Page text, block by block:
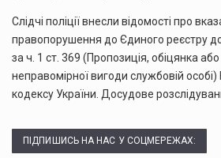
Слідчі поліції внесли відомості про
правопорушення до Єдиного реєстру
за ч. 1 ст. 369 (Пропозиція, обіцянка
неправомірної вигоди службовій
кодексу України. Досудове
ПІДПИШИСЬ НА НАС У СОЦМЕРЕЖАХ: